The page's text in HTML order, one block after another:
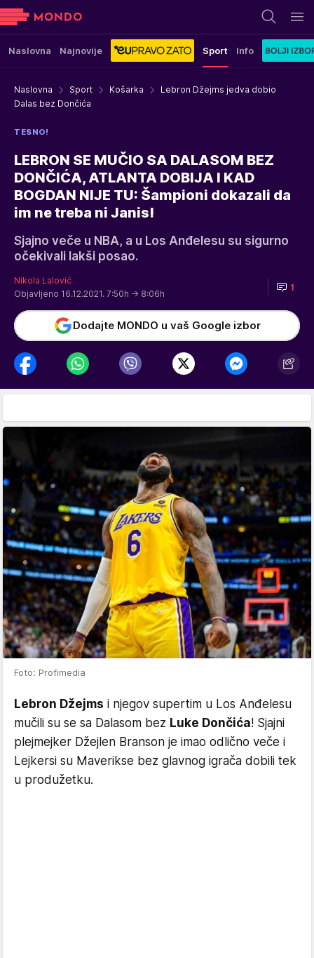
Naslovna Najnovije Sport Info
Naslovna Sport Košarka
Lebron Džejms jedva dobio
Dalas bez Dončića
TESNO!
LEBRON SE MUČIO SA DALASOM BEZ
DONČIĆA, ATLANTA DOBIJA I KAD
BOGDAN NIJE TU: Šampioni dokazali da
im ne treba ni Janis!
Sjajno veče u NBA, a u Los Anđelesu su sigurno
očekivali lakši posao.
Nikola Lalović
Objavljeno 16.12.2021. 7:50h → 8:06h
1
Dodajte MONDO u vaš Google izbor
Foto: Profimedia
Lebron Džejms i njegov supertim u Los Anđelesu
mučili su se sa Dalasom bez Luke Dončića! Sjajni
plejmejker Džejlen Branson je imao odlično veče i
Lejkersi su Maverikse bez glavnog igrača dobili tek
u produžetku.